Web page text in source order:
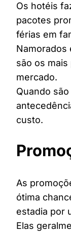
Os hotéis
pacotes
férias em
Namorados
são os
mercado.
Quando
custo.
As
ótima
estadia por
Elas